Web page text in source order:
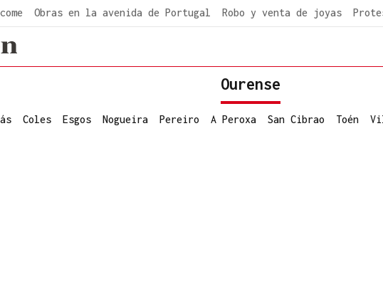
Obras en la avenida de Portugal Robo y venta de joyas
Ourense
Coles Esgos Nogueira Pereiro A Peroxa San Cibrao Toén